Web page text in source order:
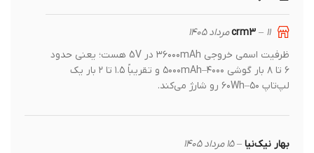
– ۱۱ مرداد ۱۴۰۵
ظرفیت اسمی خروجی ۳۶۰۰۰mAh در 5V هست؛ یعنی حدود
۶ تا ۸ بار گوشی ۴۰۰۰–۵۰۰۰mAh و تقریباً ۱.۵ تا ۲ بار یک
لپ‌تاپ ۵۰–۶۰Wh رو شارژ می‌کند.
بهار نیک‌نیا– ۱۵ مرداد ۱۴۰۵